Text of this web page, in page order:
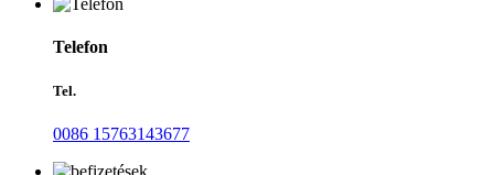
Telefon
Tel.
0086 15763143677